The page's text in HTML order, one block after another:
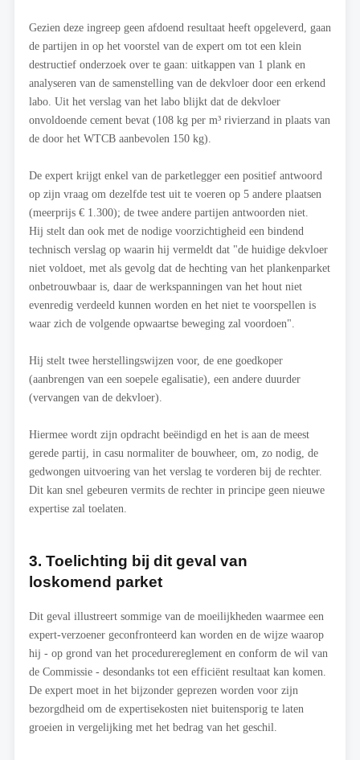
Gezien deze ingreep geen afdoend resultaat heeft opgeleverd, gaan
de partijen in op het voorstel van de expert om tot een klein
destructief onderzoek over te gaan: uitkappen van 1 plank en
analyseren van de samenstelling van de dekvloer door een erkend
labo. Uit het verslag van het labo blijkt dat de dekvloer
onvoldoende cement bevat (108 kg per m³ rivierzand in plaats van
de door het WTCB aanbevolen 150 kg).
De expert krijgt enkel van de parketlegger een positief antwoord
op zijn vraag om dezelfde test uit te voeren op 5 andere plaatsen
(meerprijs € 1.300); de twee andere partijen antwoorden niet.
Hij stelt dan ook met de nodige voorzichtigheid een bindend
technisch verslag op waarin hij vermeldt dat "de huidige dekvloer
niet voldoet, met als gevolg dat de hechting van het plankenparket
onbetrouwbaar is, daar de werkspanningen van het hout niet
evenredig verdeeld kunnen worden en het niet te voorspellen is
waar zich de volgende opwaartse beweging zal voordoen".
Hij stelt twee herstellingswijzen voor, de ene goedkoper
(aanbrengen van een soepele egalisatie), een andere duurder
(vervangen van de dekvloer).
Hiermee wordt zijn opdracht beëindigd en het is aan de meest
gerede partij, in casu normaliter de bouwheer, om, zo nodig, de
gedwongen uitvoering van het verslag te vorderen bij de rechter.
Dit kan snel gebeuren vermits de rechter in principe geen nieuwe
expertise zal toelaten.
3. Toelichting bij dit geval van
loskomend parket
Dit geval illustreert sommige van de moeilijkheden waarmee een
expert-verzoener geconfronteerd kan worden en de wijze waarop
hij - op grond van het procedurereglement en conform de wil van
de Commissie - desondanks tot een efficiënt resultaat kan komen.
De expert moet in het bijzonder geprezen worden voor zijn
bezorgdheid om de expertisekosten niet buitensporig te laten
groeien in vergelijking met het bedrag van het geschil.